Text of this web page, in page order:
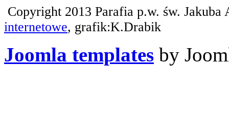
Copyright 2013 Parafia p.w. św.
internetowe, grafik:K.Drabik
Joomla templates by